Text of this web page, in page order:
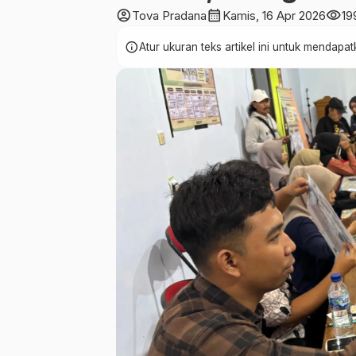
account_circleTova Pradanacalendar_month Kamis, 16 Apr 2026visibility
infoAtur ukuran teks artikel ini untuk